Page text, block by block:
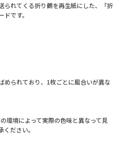
られてくる折り鶴を再生紙にした、「折
です。
られており、1枚ごとに風合いが異な
環境によって実際の色味と異なって見
ださい。